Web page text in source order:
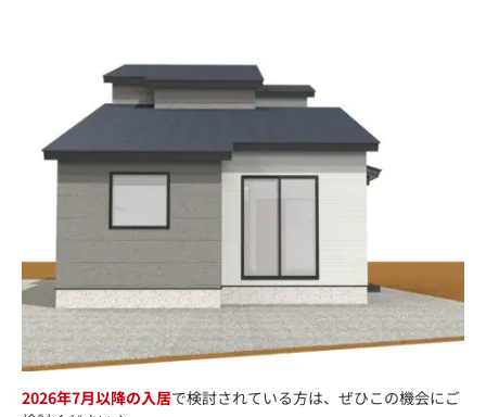
2026年7月以降の入居で検討されている方は、ぜひこの機会にご